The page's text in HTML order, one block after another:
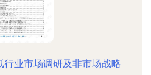
行业市场调研及非市场战略